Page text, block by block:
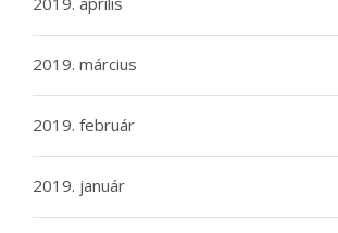
2019. március
2019. február
2019. január